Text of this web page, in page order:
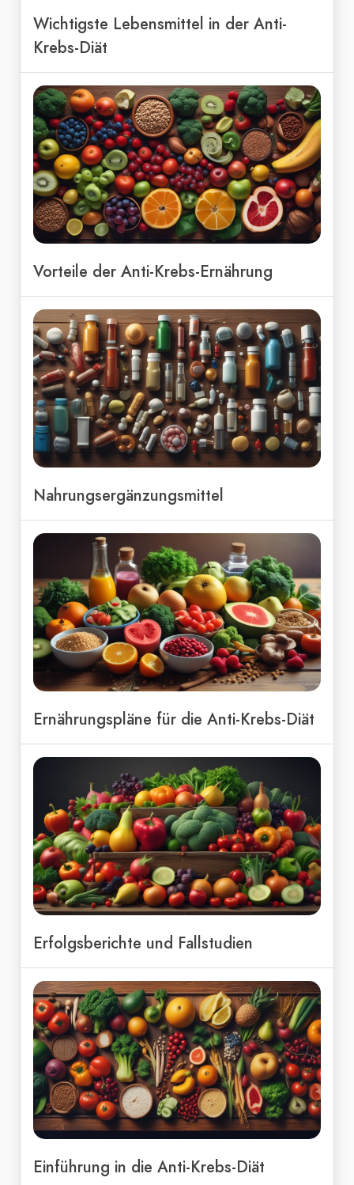
Wichtigste Lebensmittel in der Anti-
Krebs-Diät
Vorteile der Anti-Krebs-Ernährung
Nahrungsergänzungsmittel
Ernährungspläne für die Anti-Krebs-Diät
Erfolgsberichte und Fallstudien
Einführung in die Anti-Krebs-Diät